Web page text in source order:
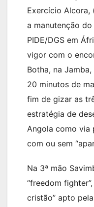
Exercício Alcora,
a manutenção
PIDE/DGS em
vigor com o
Botha, na
20 minutos de
fim de gizar as
estratégia de
Angola como via
com ou sem
Na 3ª mão
“freedom
cristão” apto